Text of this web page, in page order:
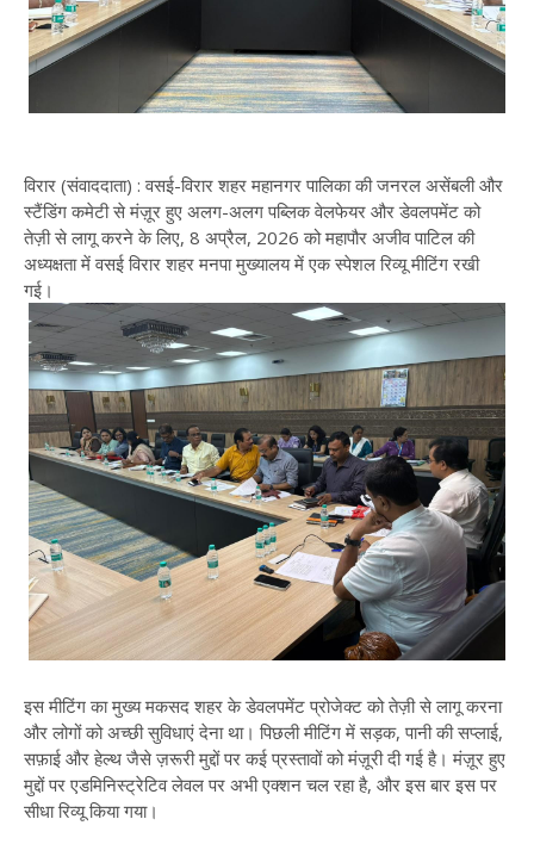
विरार (संवाददाता) : वसई-विरार शहर महानगर पालिका की जनरल असेंबली और
स्टैंडिंग कमेटी से मंज़ूर हुए अलग-अलग पब्लिक वेलफेयर और डेवलपमेंट को
तेज़ी से लागू करने के लिए, 8 अप्रैल, 2026 को महापौर अजीव पाटिल की
अध्यक्षता में वसई विरार शहर मनपा मुख्यालय में एक स्पेशल रिव्यू मीटिंग रखी
गई।
इस मीटिंग का मुख्य मकसद शहर के डेवलपमेंट प्रोजेक्ट को तेज़ी से लागू करना
और लोगों को अच्छी सुविधाएं देना था। पिछली मीटिंग में सड़क, पानी की सप्लाई,
सफ़ाई और हेल्थ जैसे ज़रूरी मुद्दों पर कई प्रस्तावों को मंज़ूरी दी गई है। मंज़ूर हुए
मुद्दों पर एडमिनिस्ट्रेटिव लेवल पर अभी एक्शन चल रहा है, और इस बार इस पर
सीधा रिव्यू किया गया।